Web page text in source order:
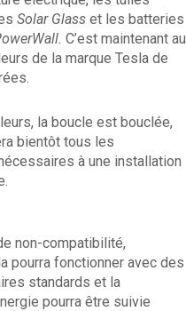
Solar Glass et les batteries
C’est maintenant au
de la marque Tesla de
la boucle est bouclée,
bientôt tous les
à une installation
non-compatibilité,
pourra fonctionner avec des
standards et la
pourra être suivie